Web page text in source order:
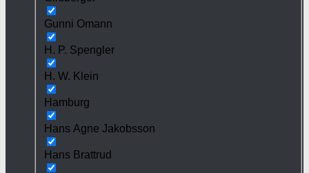
Gunni Omann
H. P. Spengler
H. W. Klein
Hamburg
Hans Agne Jakobsson
Hans Brattrud